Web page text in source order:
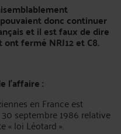
donc continuer
et il est faux de dire
ont fermé NRJ12 et C8.
l'affaire :
en France est
septembre 1986 relative
« loi Léotard ».